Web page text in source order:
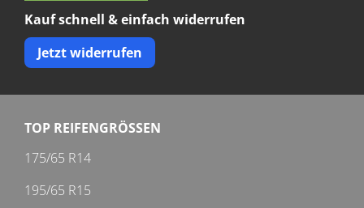
Kauf schnell & einfach widerrufen
Jetzt widerrufen
TOP REIFENGRÖSSEN
175/65 R14
195/65 R15